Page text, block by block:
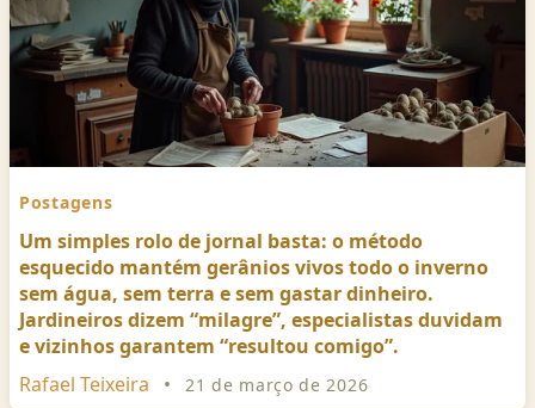
Postagens
Um simples rolo de jornal basta: o método
esquecido mantém gerânios vivos todo o inverno
sem água, sem terra e sem gastar dinheiro.
Jardineiros dizem “milagre”, especialistas duvidam
e vizinhos garantem “resultou comigo”.
Rafael Teixeira
• 21 de março de 2026